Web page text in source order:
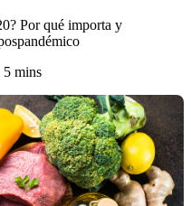
Por qué importa y
5 mins